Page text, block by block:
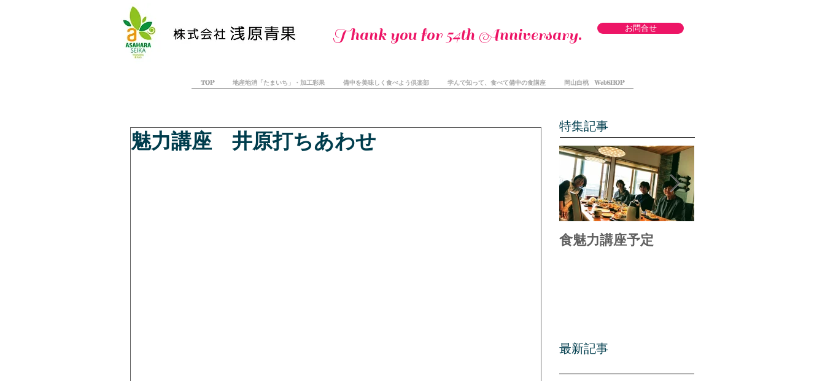
Thank you for 54th Anniversary. お問合せ
TOP 地産地消「たまいち」・加工彩果 備中を美味しく食べよう倶楽部 学んで知って、食べて備中の食講座 岡山白桃 WebSHOP
魅力講座 井原打ちあわせ
特集記事
食魅力講座予定
最新記事